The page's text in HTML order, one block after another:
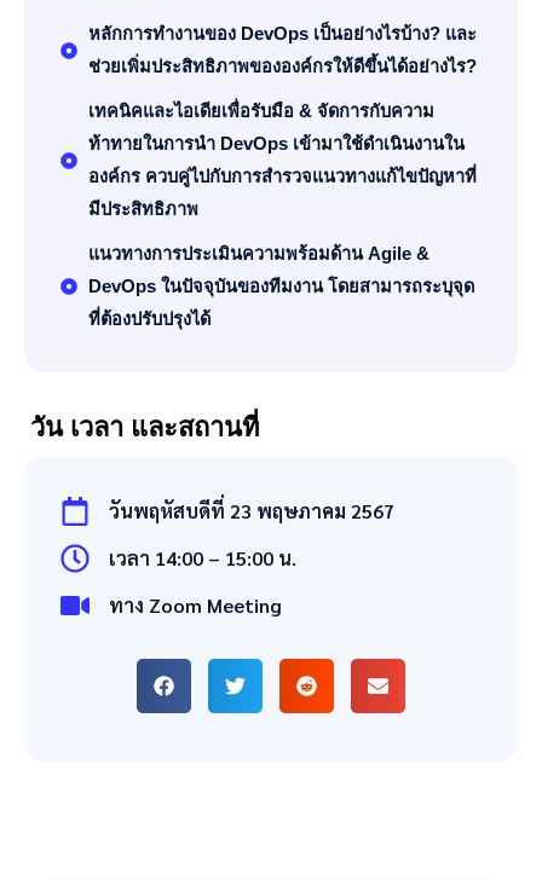
หลักการทำงานของ DevOps เป็นอย่างไรบ้าง? และ
ช่วยเพิ่มประสิทธิภาพขององค์กรให้ดีขึ้นได้อย่างไร?
เทคนิคและไอเดียเพื่อรับมือ & จัดการกับความ
ท้าทายในการนำ DevOps เข้ามาใช้ดำเนินงานใน
องค์กร ควบคู่ไปกับการสำรวจแนวทางแก้ไขปัญหาที่
มีประสิทธิภาพ
แนวทางการประเมินความพร้อมด้าน Agile &
DevOps ในปัจจุบันของทีมงาน โดยสามารถระบุจุด
ที่ต้องปรับปรุงได้
วัน เวลา และสถานที่
วันพฤหัสบดีที่ 23 พฤษภาคม 2567
เวลา 14:00 – 15:00 น.
ทาง Zoom Meeting